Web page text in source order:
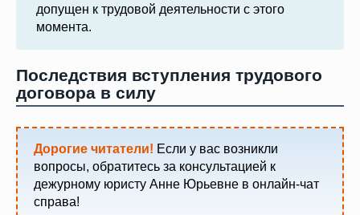
допущен к трудовой деятельности с этого
момента.
Последствия вступления трудового
договора в силу
Дорогие читатели! Если у вас возникли
вопросы, обратитесь за консультацией к
дежурному юристу Анне Юрьевне в онлайн-чат
справа!